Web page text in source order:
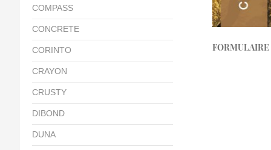
FORMULAIRE
COMPASS
CONCRETE
CORINTO
CRAYON
CRUSTY
DIBOND
DUNA